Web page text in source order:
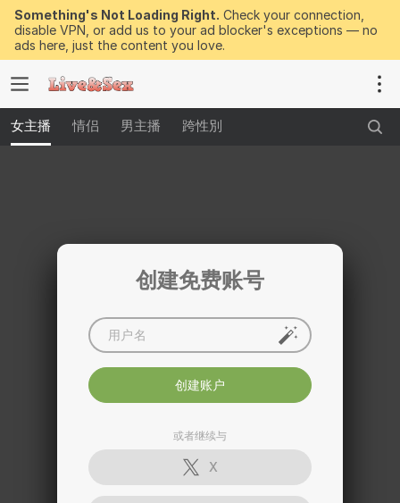
Something's Not Loading Right. Check your connection,
disable VPN, or add us to your ad blocker's exceptions — no
ads here, just the content you love.
女主播 情侣 男主播 跨性別
创建免费账号
创建账户
或者继续与
X